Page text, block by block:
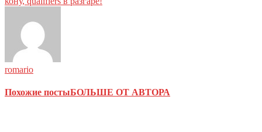
romario
Похожие постыБОЛЬШЕ ОТ АВТОРА